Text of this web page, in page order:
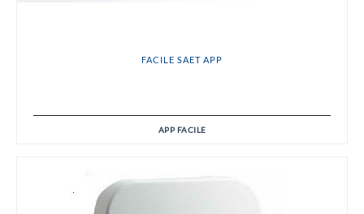
FACILE SAET APP
APP FACILE